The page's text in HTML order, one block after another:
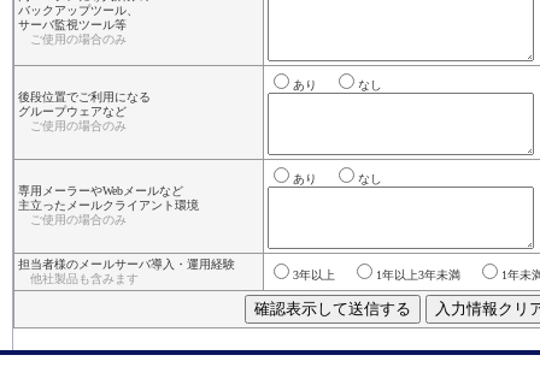
バックアップツール、
サーバ監視ツール等
ご使用の場合のみ
後段位置でご利用になる
グループウェアなど
ご使用の場合のみ
あり なし
専用メーラーやWebメールなど
主立ったメールクライアント環境
ご使用の場合のみ
あり なし
担当者様のメールサーバ導入・運用経験
他社製品も含みます
3年以上 1年以上3年未満 1年